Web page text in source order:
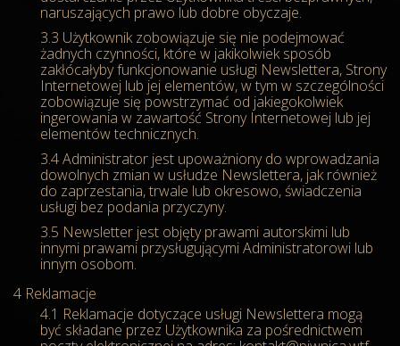
naruszających prawo lub dobre obyczaje.
Użytkownik zobowiązuje się nie podejmować
żadnych czynności, które w jakikolwiek sposób
zakłócałyby funkcjonowanie usługi Newslettera, Strony
Internetowej lub jej elementów, w tym w szczególności
zobowiązuje się powstrzymać od jakiegokolwiek
ingerowania w zawartość Strony Internetowej lub jej
elementów technicznych.
Administrator jest upoważniony do wprowadzania
dowolnych zmian w usłudze Newslettera, jak również
do zaprzestania, trwale lub okresowo, świadczenia
usługi bez podania przyczyny.
Newsletter jest objęty prawami autorskimi lub
innymi prawami przysługującymi Administratorowi lub
innym osobom.
Reklamacje
Reklamacje dotyczące usługi Newslettera mogą
być składane przez Użytkownika za pośrednictwem